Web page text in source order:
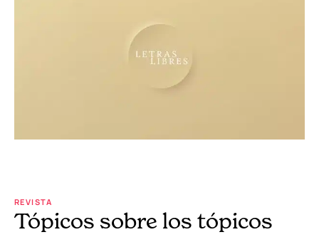
REVISTA
Tópicos sobre los tópicos